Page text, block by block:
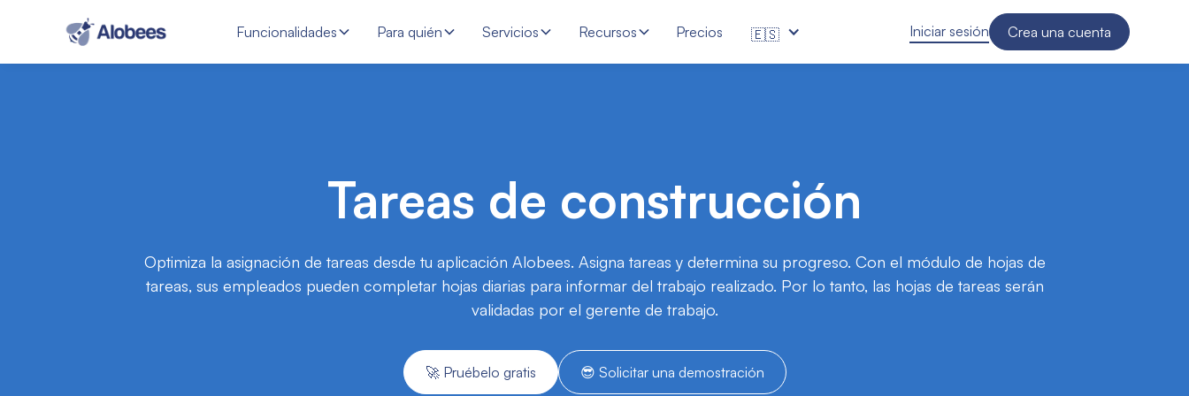
Funcionalidades Para quién Servicios Recursos Precios 🇪🇸 Iniciar sesión Crea una cuenta
Tareas de construcción
Optimiza la asignación de tareas desde tu aplicación Alobees. Asigna tareas y determina su progreso. Con el módulo de hojas de
tareas, sus empleados pueden completar hojas diarias para informar del trabajo realizado. Por lo tanto, las hojas de tareas serán
validadas por el gerente de trabajo.
🚀 Pruébelo gratis 😎 Solicitar una demostración